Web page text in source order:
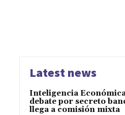
Latest news
Inteligencia
debate por secreto
llega a comisión mixta